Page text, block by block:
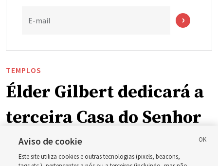
E-mail
TEMPLOS
Élder Gilbert dedicará a
terceira Casa do Senhor
em Wyoming
Aviso de cookie
Este site utiliza cookies e outras tecnologias (pixels, beacons,